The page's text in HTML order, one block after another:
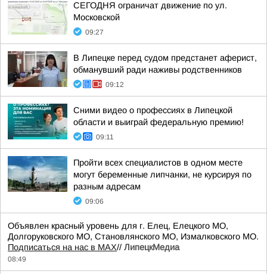
СЕГОДНЯ ограничат движение по ул.
Московской
09:27
В Липецке перед судом предстанет аферист,
обманувший ради наживы родственников
09:12
Сними видео о профессиях в Липецкой
области и выиграй федеральную премию!
09:11
Пройти всех специалистов в одном месте
могут беременные липчанки, не курсируя по
разным адресам
09:06
Объявлен красный уровень для г. Елец, Елецкого МО,
Долгоруковского МО, Становлянского МО, Измалковского МО.
Подписаться на нас в МАХ// ЛипецкМедиа
08:49